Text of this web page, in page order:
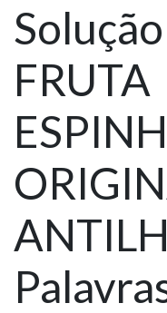
FRUTA